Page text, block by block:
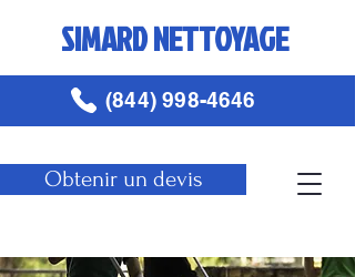
SIMARD NETTOYAGE
Obtenir un devis
(844) 998-4646